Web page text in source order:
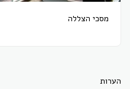
מסכי הצללה
הערות